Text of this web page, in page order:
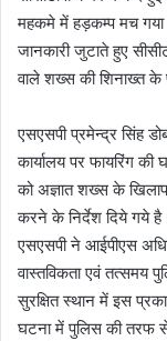
महकमे में हड़कम्प मच
जानकारी जुटाते हुए
वाले शख्स की शिनाख्त
एसएसपी प्रमेन्द्र सिंह
कार्यालय पर फायरिंग की
को अज्ञात शख्स के
करने के निर्देश दिये गये
एसएसपी ने आईपीएस
वास्तविकता एवं तत्समय
सुरक्षित स्थान में इस
घटना में पुलिस की तरफ